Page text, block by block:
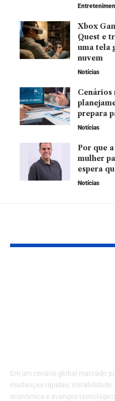
Xbox
Quest e
uma tela
nuvem
Notícias
Cenários
prepara
Notícias
Por que
mulher
espera
Notícias
Em um cenário global marcado
mudanças rápidas, instabilidade
econômica e avanços